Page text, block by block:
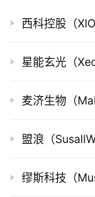
并
重
上
西科控股（
星能玄光（
麦济生物（
盟浪（
缪斯科技（